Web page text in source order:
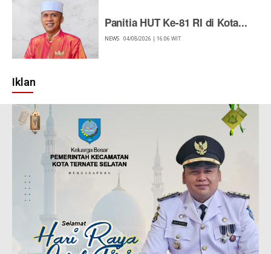
Panitia HUT Ke-81 RI di Kota...
NEWS 04/08/2026 | 16:06 WIT
Iklan